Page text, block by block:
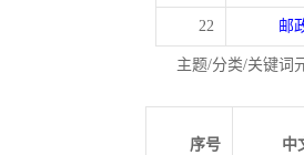
22 邮
主题/分类/关键词
序号 中